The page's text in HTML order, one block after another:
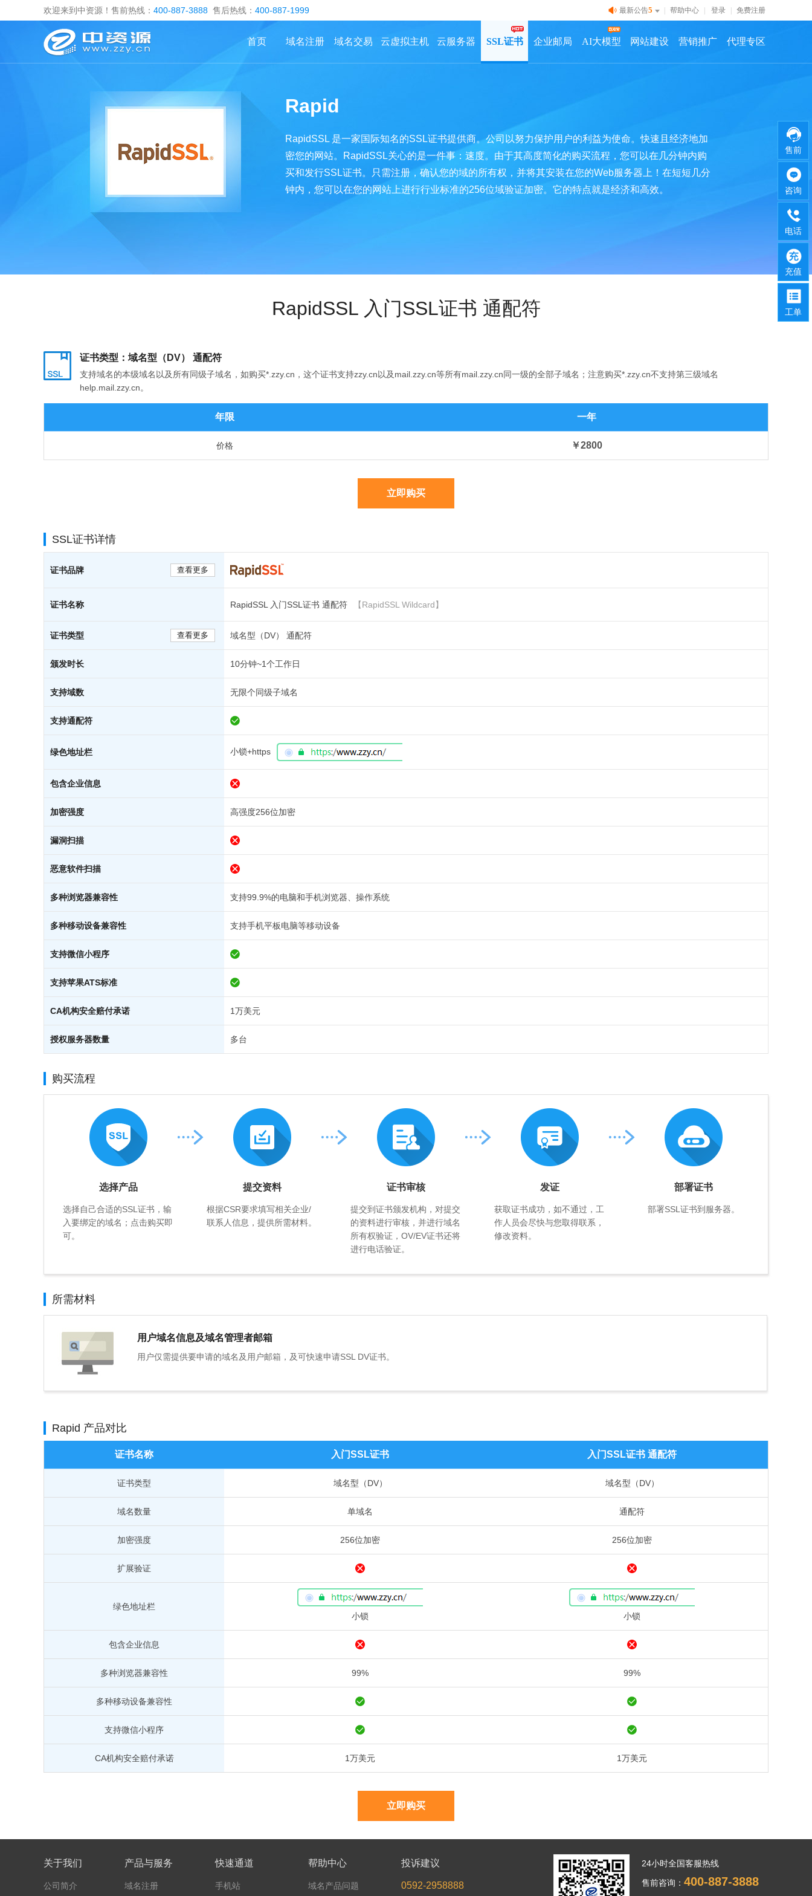
售前
咨询
电话
充值
工单
欢迎来到中资源！售前热线： 400-887-3888 售后热线： 400-887-1999 登录 免费注册
最新公告5 帮助中心
代理专区
营销推广
网站建设
AI大模型
企业邮局
SSL证书
云服务器
云虚拟主机
域名交易
域名注册
首页
Rapid
RapidSSL 是一家国际知名的SSL证书提供商。公司以努力保护用户的利益为使命。快速且经济地加
密您的网站。RapidSSL关心的是一件事：速度。由于其高度简化的购买流程，您可以在几分钟内购
买和发行SSL证书。只需注册，确认您的域的所有权，并将其安装在您的Web服务器上！在短短几分
钟内，您可以在您的网站上进行行业标准的256位域验证加密。它的特点就是经济和高效。
RapidSSL 入门SSL证书 通配符
证书类型：域名型（DV） 通配符
支持域名的本级域名以及所有同级子域名，如购买*.zzy.cn，这个证书支持zzy.cn以及mail.zzy.cn等所有mail.zzy.cn同一级的全部子域名；注意购买*.zzy.cn不支持第三级域名
help.mail.zzy.cn。
年限 一年
价格 ￥2800
立即购买
SSL证书详情
查看更多
证书品牌
证书名称 RapidSSL 入门SSL证书 通配符 【RapidSSL Wildcard】
查看更多
证书类型 域名型（DV） 通配符
颁发时长 10分钟~1个工作日
支持域数 无限个同级子域名
支持通配符
绿色地址栏 小锁+https
包含企业信息
加密强度 高强度256位加密
漏洞扫描
恶意软件扫描
多种浏览器兼容性 支持99.9%的电脑和手机浏览器、操作系统
多种移动设备兼容性 支持手机平板电脑等移动设备
支持微信小程序
支持苹果ATS标准
CA机构安全赔付承诺 1万美元
授权服务器数量 多台
购买流程
选择产品
选择自己合适的SSL证书，输
入要绑定的域名；点击购买即
可。
提交资料
根据CSR要求填写相关企业/
联系人信息，提供所需材料。
证书审核
提交到证书颁发机构，对提交
的资料进行审核，并进行域名
所有权验证，OV/EV证书还将
进行电话验证。
发证
获取证书成功，如不通过，工
作人员会尽快与您取得联系，
修改资料。
部署证书
部署SSL证书到服务器。
所需材料
用户域名信息及域名管理者邮箱
用户仅需提供要申请的域名及用户邮箱，及可快速申请SSL DV证书。
Rapid 产品对比
证书名称 入门SSL证书 入门SSL证书 通配符
证书类型 域名型（DV） 域名型（DV）
域名数量 单域名 通配符
加密强度 256位加密 256位加密
扩展验证
绿色地址栏
小锁
小锁
包含企业信息
多种浏览器兼容性 99% 99%
多种移动设备兼容性
支持微信小程序
CA机构安全赔付承诺 1万美元 1万美元
立即购买
关于我们
公司简介
产品与服务
域名注册
快速通道
手机站
帮助中心
域名产品问题
投诉建议
0592-2958888
24小时全国客服热线
售前咨询： 400-887-3888